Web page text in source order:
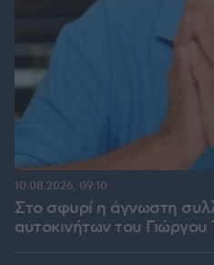
Στο σφυρί η άγνωστη
αυτοκινήτων του Γιώργου
10.08.2026, 09:10